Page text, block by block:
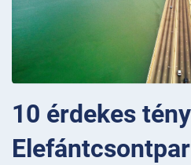
10 érdekes tény